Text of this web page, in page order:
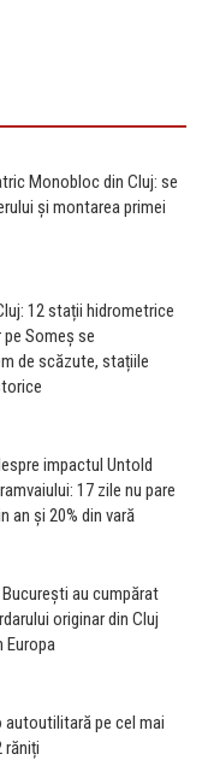
Monobloc din Cluj: se
și montarea primei
12 stații hidrometrice
Someș se
de scăzute, stațiile
impactul Untold
17 zile nu pare
an și 20% din vară
au cumpărat
originar din Cluj
Europa
autoutilitară pe cel mai
răniți